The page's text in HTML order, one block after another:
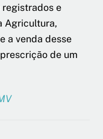
registrados e
Agricultura,
a venda desse
de um